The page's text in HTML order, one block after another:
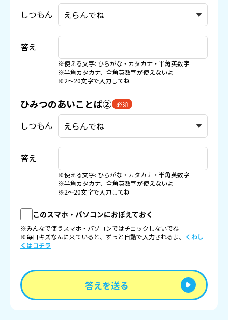
しつもん
答え
※使える文字: ひらがな・カタカナ・半角英数字
※半角カタカナ、全角英数字が使えないよ
※2〜20文字で入力してね
ひみつのあいことば② 必須
しつもん
答え
※使える文字: ひらがな・カタカナ・半角英数字
※半角カタカナ、全角英数字が使えないよ
※2〜20文字で入力してね
このスマホ・パソコンにおぼえておく
※みんなで使うスマホ・パソコンではチェックしないでね
※毎日キズなんに来ていると、ずっと自動で入力されるよ。 くわし
くはコチラ
答えを送る